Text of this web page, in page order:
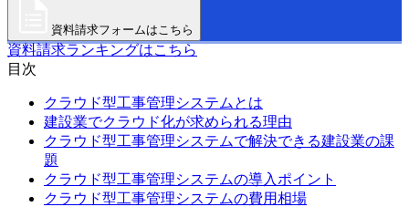
資料請求フォームはこちら
資料請求ランキングはこちら
目次
クラウド型工事管理システムとは
建設業でクラウド化が求められる理由
クラウド型工事管理システムで解決できる建設業の課
題
クラウド型工事管理システムの導入ポイント
クラウド型工事管理システムの費用相場